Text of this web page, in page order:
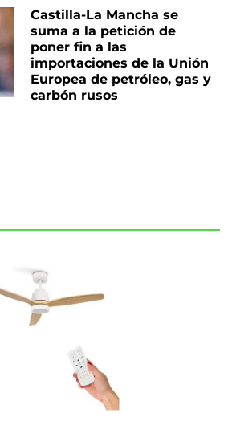
Castilla-La Mancha se
suma a la petición de
poner fin a las
importaciones de la Unión
Europea de petróleo, gas y
carbón rusos